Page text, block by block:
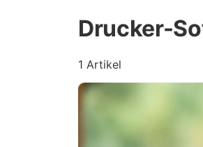
Drucker-
1 Artikel